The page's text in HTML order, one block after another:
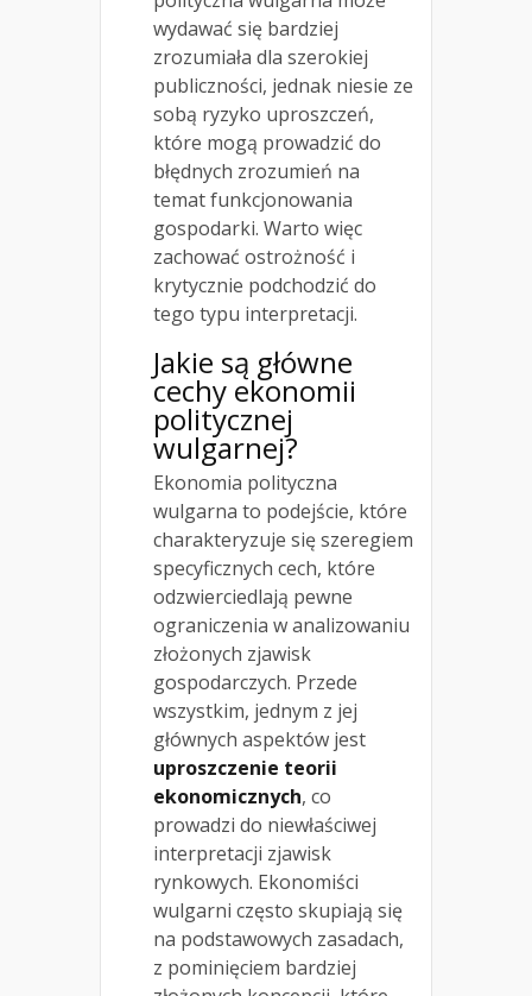
wydawać się bardziej
zrozumiała dla szerokiej
publiczności, jednak niesie ze
sobą ryzyko uproszczeń,
które mogą prowadzić do
błędnych zrozumień na
temat funkcjonowania
gospodarki. Warto więc
zachować ostrożność i
krytycznie podchodzić do
tego typu interpretacji.
Jakie są główne
cechy ekonomii
politycznej
wulgarnej?
Ekonomia polityczna
wulgarna to podejście, które
charakteryzuje się szeregiem
specyficznych cech, które
odzwierciedlają pewne
ograniczenia w analizowaniu
złożonych zjawisk
gospodarczych. Przede
wszystkim, jednym z jej
głównych aspektów jest
uproszczenie teorii
ekonomicznych, co
prowadzi do niewłaściwej
interpretacji zjawisk
rynkowych. Ekonomiści
wulgarni często skupiają się
na podstawowych zasadach,
z pominięciem bardziej